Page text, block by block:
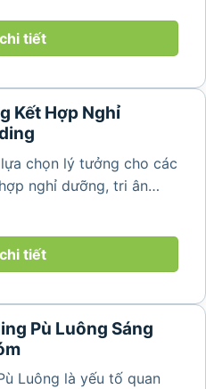
thư giãn...
tiết
Kết Hợp Nghỉ
chọn lý tưởng cho các
nghỉ dưỡng, tri ân
thần đồng đội trong
bình. Với khung cảnh
tiết
Pù Luông Sáng
Luông là yếu tố quan